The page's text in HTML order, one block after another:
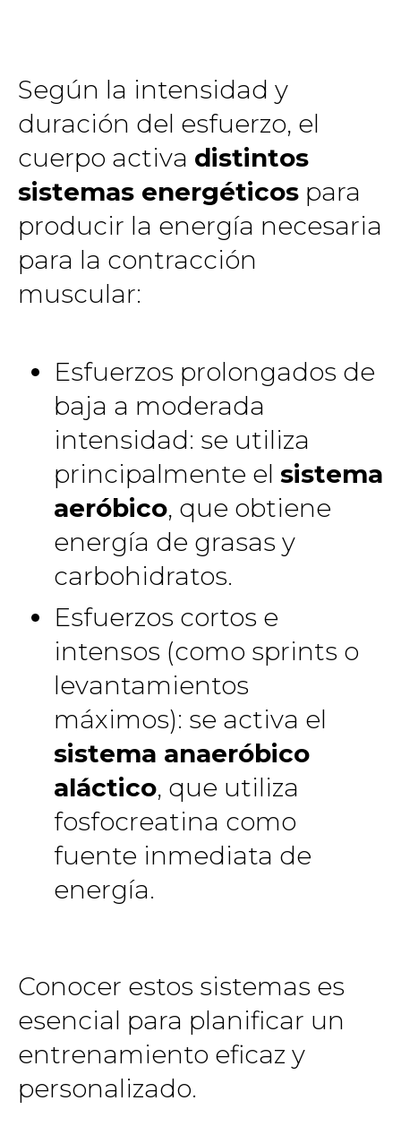
Según la intensidad y
duración del esfuerzo, el
cuerpo activa distintos
sistemas energéticos para
producir la energía necesaria
para la contracción
muscular:
Esfuerzos prolongados de
baja a moderada
intensidad: se utiliza
principalmente el sistema
aeróbico, que obtiene
energía de grasas y
carbohidratos.
Esfuerzos cortos e
intensos (como sprints o
levantamientos
máximos): se activa el
sistema anaeróbico
aláctico, que utiliza
fosfocreatina como
fuente inmediata de
energía.
Conocer estos sistemas es
esencial para planificar un
entrenamiento eficaz y
personalizado.